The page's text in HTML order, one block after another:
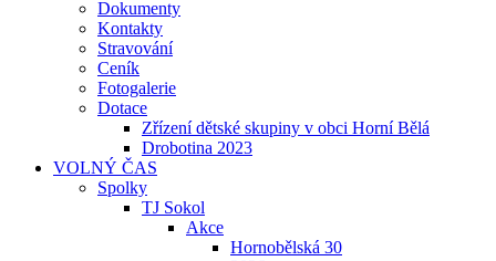
Dokumenty
Kontakty
Stravování
Ceník
Fotogalerie
Dotace
Zřízení dětské skupiny v obci Horní Bělá
Drobotina 2023
VOLNÝ ČAS
Spolky
TJ Sokol
Akce
Hornobělská 30